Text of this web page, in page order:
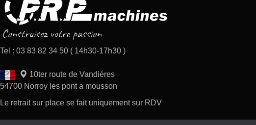
Tel : 03 83 82 34 50 ( 14h30-17h30 )
10ter route de Vandiéres
54700 Norroy les pont a mousson
Le retrait sur place se fait uniquement sur RDV